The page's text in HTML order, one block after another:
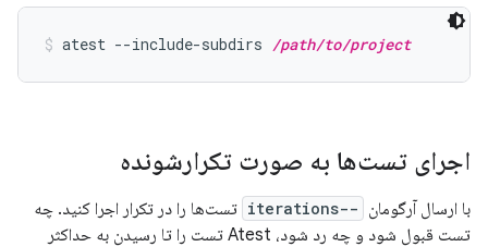
atest --include-subdirs /path/to/project
اجرای تست‌ها به صورت تکرارشونده
با ارسال آرگومان --iterations
تست‌ها را در تکرار اجرا کنید. چه
تست قبول شود و چه رد شود، Atest تست را تا رسیدن به حداکثر